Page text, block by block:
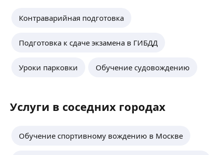
Контраварийная подготовка
Подготовка к сдаче экзамена в ГИБДД
Уроки парковки Обучение судовождению
Услуги в соседних городах
Обучение спортивному вождению в Москве